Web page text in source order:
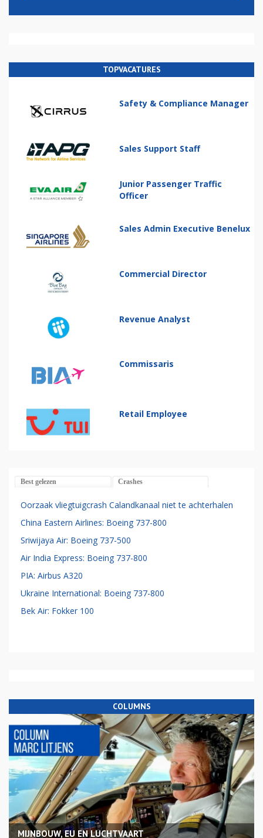
TOPVACATURES
Safety & Compliance Manager
Sales Support Staff
Junior Passenger Traffic
Officer
Sales Admin Executive Benelux
Commercial Director
Revenue Analyst
Commissaris
Retail Employee
Best gelezen Crashes
Oorzaak vliegtuigcrash Calandkanaal niet te achterhalen
China Eastern Airlines: Boeing 737-800
Sriwijaya Air: Boeing 737-500
Air India Express: Boeing 737-800
PIA: Airbus A320
Ukraine International: Boeing 737-800
Bek Air: Fokker 100
COLUMNS
MIJNBOUW, EU EN LUCHTVAART